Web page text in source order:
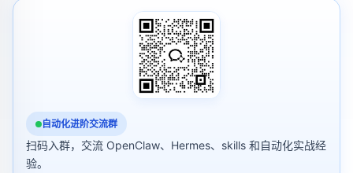
自动化进阶交流群
扫码入群，交流 OpenClaw、Hermes、skills 和自动化实战经
验。